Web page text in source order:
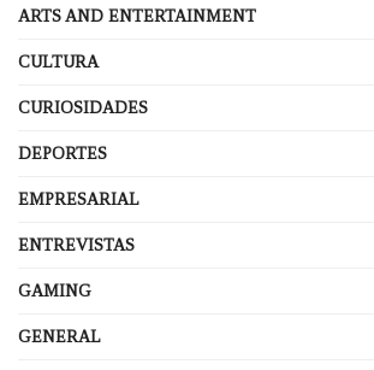
ARTS AND ENTERTAINMENT
CULTURA
CURIOSIDADES
DEPORTES
EMPRESARIAL
ENTREVISTAS
GAMING
GENERAL